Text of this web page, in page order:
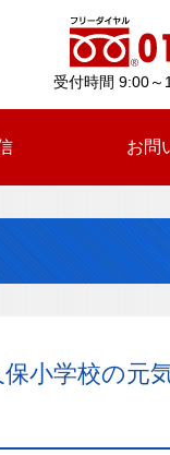
受付時間 9:00～
お問
小学校の元